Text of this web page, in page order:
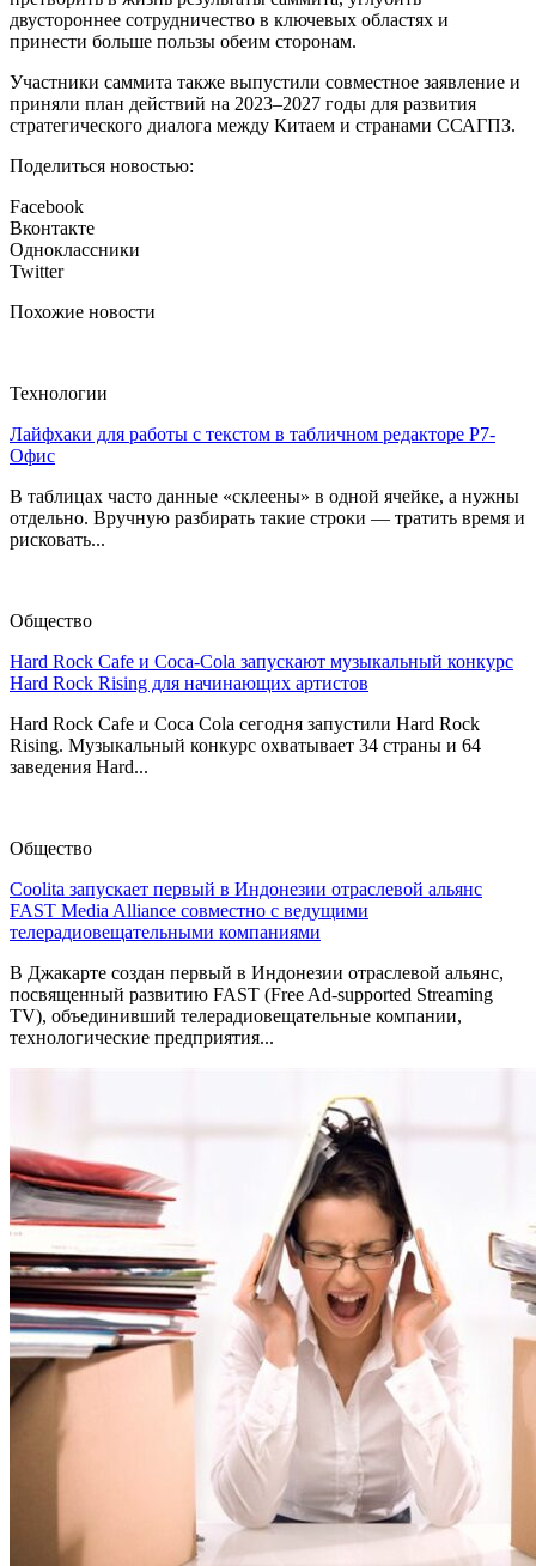
двустороннее сотрудничество в ключевых областях и
принести больше пользы обеим сторонам.
Участники саммита также выпустили совместное заявление и
приняли план действий на 2023–2027 годы для развития
стратегического диалога между Китаем и странами ССАГПЗ.
Поделиться новостью:
Facebook
Вконтакте
Одноклассники
Twitter
Похожие новости
Технологии
Лайфхаки для работы с текстом в табличном редакторе Р7-
Офис
В таблицах часто данные «склеены» в одной ячейке, а нужны
отдельно. Вручную разбирать такие строки — тратить время и
рисковать...
Общество
Hard Rock Cafe и Coca-Cola запускают музыкальный конкурс
Hard Rock Rising для начинающих артистов
Hard Rock Cafe и Coca Cola сегодня запустили Hard Rock
Rising. Музыкальный конкурс охватывает 34 страны и 64
заведения Hard...
Общество
Coolita запускает первый в Индонезии отраслевой альянс
FAST Media Alliance совместно с ведущими
телерадиовещательными компаниями
В Джакарте создан первый в Индонезии отраслевой альянс,
посвященный развитию FAST (Free Ad-supported Streaming
TV), объединивший телерадиовещательные компании,
технологические предприятия...